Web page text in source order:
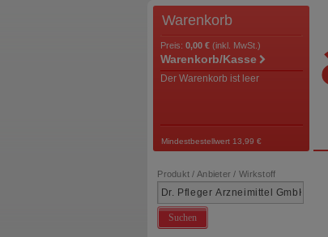
Warenkorb
Preis: 0,00 € (inkl. MwSt.)
Warenkorb/Kasse
Der Warenkorb ist leer
Mindestbestellwert 13,99 €
Produkt / Anbieter / Wirkstoff
Suchen